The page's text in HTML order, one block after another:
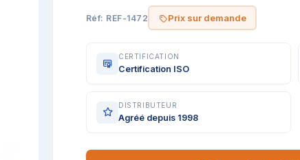
Réf: REF-1472 Prix sur demande
CERTIFICATION
Certification ISO
DISTRIBUTEUR
Agréé depuis 1998